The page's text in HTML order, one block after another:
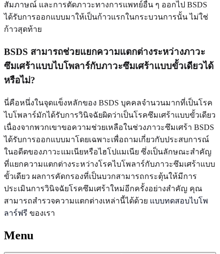
สัมภาษณ์ และการตัดภาวะทางการแพทย์อื่น ๆ ออกไป BSDS
ได้รับการออกแบบมาให้เป็นก้าวแรกในกระบวนการนั้น ไม่ใช่
ก้าวสุดท้าย
BSDS สามารถช่วยแยกความแตกต่างระหว่างภาวะ
ซึมเศร้าแบบไบโพลาร์กับภาวะซึมเศร้าแบบขั้วเดียวได้
หรือไม่?
นี่คือหนึ่งในจุดแข็งหลักของ BSDS บุคคลจำนวนมากที่เป็นโรค
ไบโพลาร์มักได้รับการวินิจฉัยผิดว่าเป็นโรคซึมเศร้าแบบขั้วเดียว
เนื่องจากพวกเขาขอความช่วยเหลือในช่วงภาวะซึมเศร้า BSDS
ได้รับการออกแบบมาโดยเฉพาะเพื่อถามเกี่ยวกับประสบการณ์
ในอดีตของภาวะแมเนียหรือไฮโปแมเนีย ซึ่งเป็นลักษณะสำคัญ
ที่แยกความแตกต่างระหว่างโรคไบโพลาร์กับภาวะซึมเศร้าแบบ
ขั้วเดียว ผลการคัดกรองที่เป็นบวกสามารถกระตุ้นให้มีการ
ประเมินการวินิจฉัยโรคซึมเศร้าใหม่อีกครั้งอย่างสำคัญ คุณ
สามารถสำรวจความแตกต่างเหล่านี้ได้ด้วย แบบทดสอบไบโพ
ลาร์ฟรี ของเรา
Menu